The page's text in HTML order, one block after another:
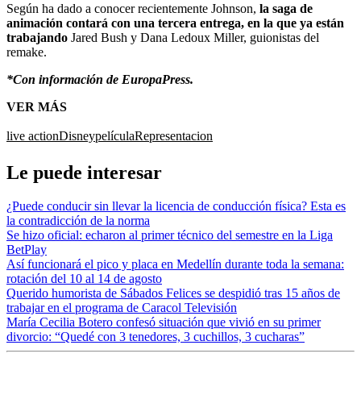
Según ha dado a conocer recientemente Johnson, la saga de
animación contará con una tercera entrega, en la que ya están
trabajando Jared Bush y Dana Ledoux Miller, guionistas del
remake.
*Con información de EuropaPress.
VER MÁS
live actionDisneypelículaRepresentacion
Le puede interesar
¿Puede conducir sin llevar la licencia de conducción física? Esta es
la contradicción de la norma
Se hizo oficial: echaron al primer técnico del semestre en la Liga
BetPlay
Así funcionará el pico y placa en Medellín durante toda la semana:
rotación del 10 al 14 de agosto
Querido humorista de Sábados Felices se despidió tras 15 años de
trabajar en el programa de Caracol Televisión
María Cecilia Botero confesó situación que vivió en su primer
divorcio: “Quedé con 3 tenedores, 3 cuchillos, 3 cucharas”